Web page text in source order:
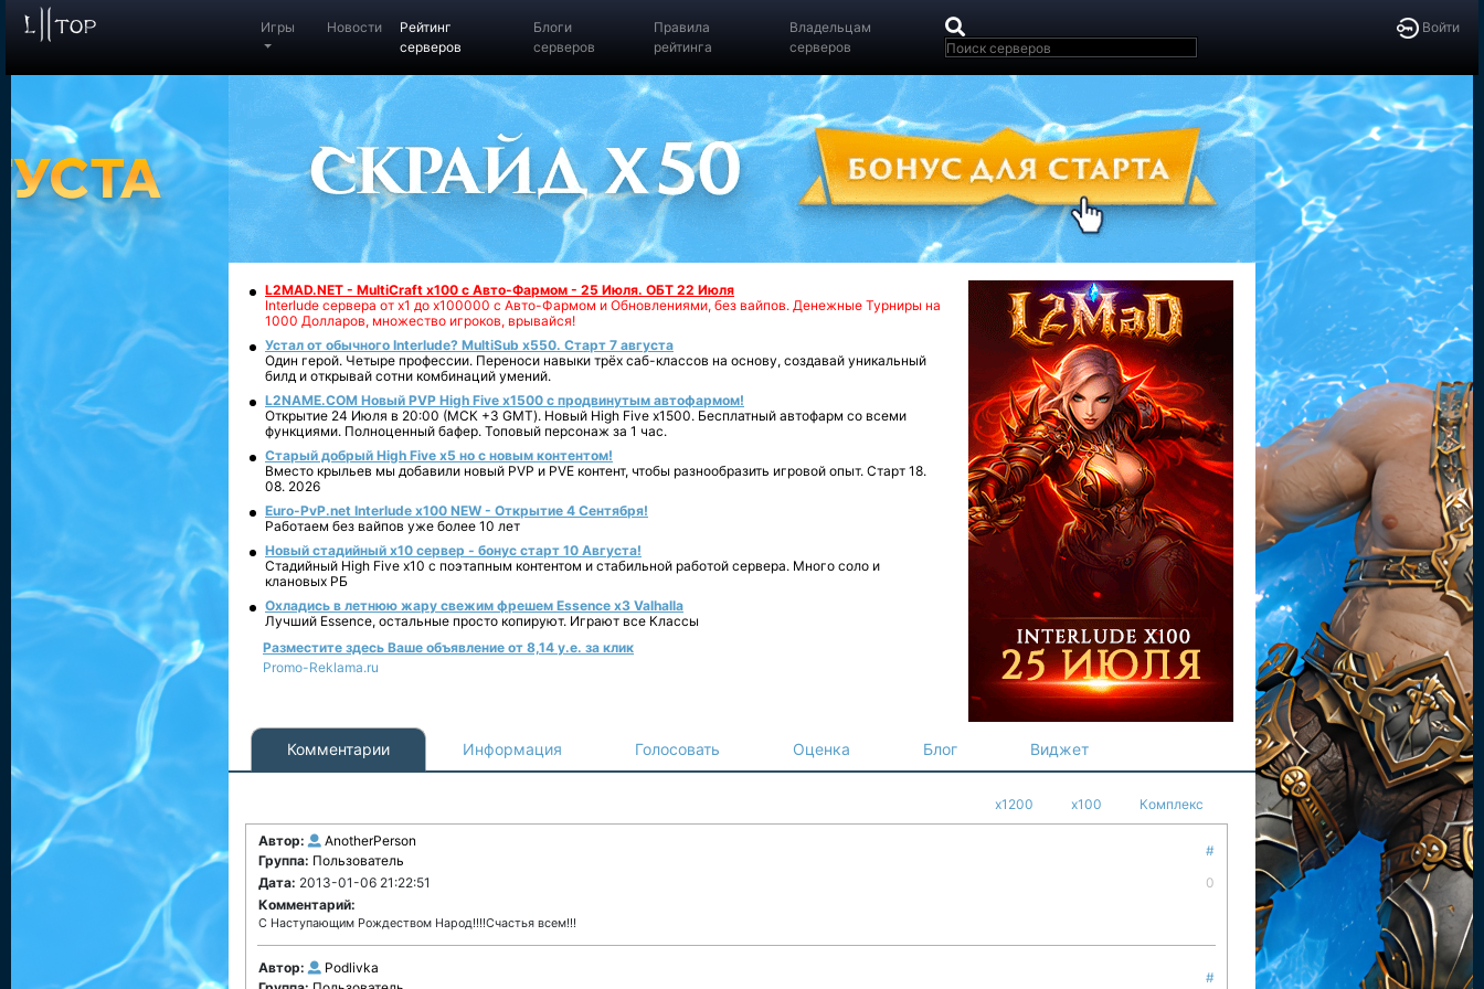
Войти
Игры Новости
Рейтинг
серверов
Блоги
серверов
Правила
рейтинга
Владельцам
серверов
L2MAD.NET - MultiCraft x100 с Авто-Фармом - 25 Июля. ОБТ 22 Июля
Interlude сервера от х1 до х100000 с Авто-Фармом и Обновлениями, без вайпов. Денежные Турниры на
1000 Долларов, множество игроков, врывайся!
Устал от обычного Interlude? MultiSub x550. Старт 7 августа
Один герой. Четыре профессии. Переноси навыки трёх саб-классов на основу, создавай уникальный
билд и открывай сотни комбинаций умений.
L2NAME.COM Новый PVP High Five x1500 с продвинутым автофармом!
Открытие 24 Июля в 20:00 (МСК +3 GMT). Новый High Five x1500. Бесплатный автофарм со всеми
функциями. Полноценный бафер. Топовый персонаж за 1 час.
Старый добрый High Five x5 но с новым контентом!
Вместо крыльев мы добавили новый PVP и PVE контент, чтобы разнообразить игровой опыт. Старт 18.
08. 2026
Euro-PvP.net Interlude х100 NEW - Открытие 4 Сентября!
Работаем без вайпов уже более 10 лет
Новый стадийный х10 сервер - бонус старт 10 Августа!
Стадийный High Five x10 с поэтапным контентом и стабильной работой сервера. Много соло и
клановых РБ
Охладись в летнюю жару свежим фрешем Essence x3 Valhalla
Лучший Essence, остальные просто копируют. Играют все Классы
Разместите здесь Ваше объявление от 8,14 у.е. за клик
Promo-Reklama.ru
Комментарии Информация Голосовать Оценка Блог Виджет
x1200 x100 Комплекс
Автор:
AnotherPerson
Группа: Пользователь
#
Дата: 2013-01-06 21:22:51
0
Комментарий:
С Наступающим Рождеством Народ!!!!Счастья всем!!!
Автор:
Podlivka
#